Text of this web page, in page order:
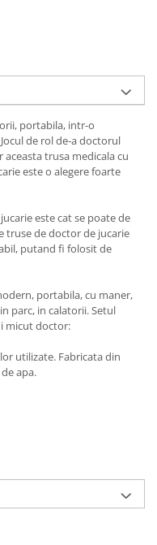
portabila, intr-o
de rol de-a doctorul
trusa medicala cu
este o alegere foarte
este cat se poate de
truse de doctor de jucarie
putand fi folosit de
portabila, cu maner,
parc, in calatorii. Setul
micut doctor:
utilizate. Fabricata din
apa.